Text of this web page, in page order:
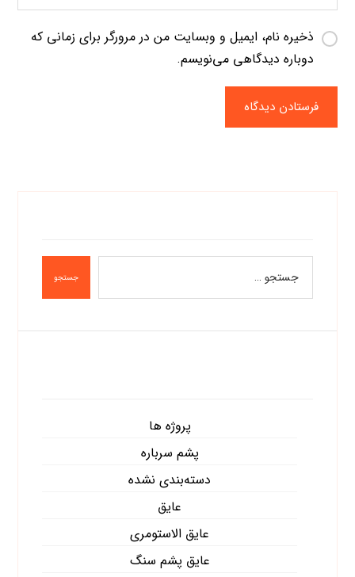
ذخیره نام، ایمیل و وبسایت من در مرورگر برای زمانی که
دوباره دیدگاهی می‌نویسم.
فرستادن دیدگاه
جستجو
پروژه ها
پشم سرباره
دسته‌بندی نشده
عایق
عایق الاستومری
عایق پشم سنگ